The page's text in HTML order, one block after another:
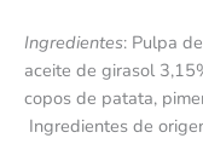
Ingredientes: Pulpa
aceite de girasol
copos de patata,
Ingredientes de